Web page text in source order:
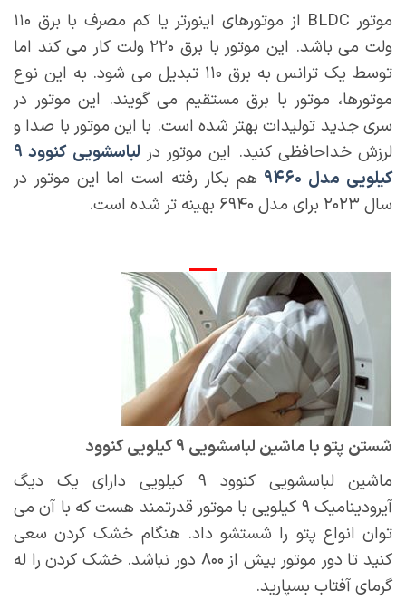
موتور BLDC از موتورهای اینورتر یا کم مصرف با برق ۱۱۰
ولت می باشد. این موتور با برق ۲۲۰ ولت کار می کند اما
توسط یک ترانس به برق ۱۱۰ تبدیل می شود. به این نوع
موتورها، موتور با برق مستقیم می گویند. این موتور در
سری جدید تولیدات بهتر شده است. با این موتور با صدا و
لرزش خداحافظی کنید. این موتور در
لباسشویی کنوود ۹
کیلویی مدل ۹۴۶۰
هم بکار رفته است اما این موتور در
سال ۲۰۲۳ برای مدل ۶۹۴۰ بهینه تر شده است.
شستن پتو با ماشین لباسشویی ۹ کیلویی کنوود
ماشین لباسشویی کنوود ۹ کیلویی دارای یک دیگ
آیرودینامیک ۹ کیلویی با موتور قدرتمند هست که با آن می
توان انواع پتو را شستشو داد. هنگام خشک کردن سعی
کنید تا دور موتور بیش از ۸۰۰ دور نباشد. خشک کردن را له
گرمای آفتاب بسپارید.